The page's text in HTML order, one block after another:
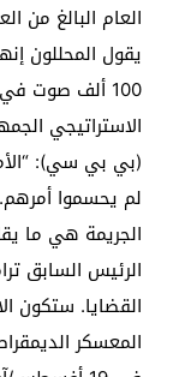
يقول المحللون
100 ألف صوت
الاستراتيجي
(بي بي سي):
لم يحسموا
الجريمة هي ما
الرئيس السابق
القضايا. ستكون
المعسكر